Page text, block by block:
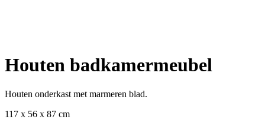
Houten badkamermeubel
Houten onderkast met marmeren blad.
117 x 56 x 87 cm